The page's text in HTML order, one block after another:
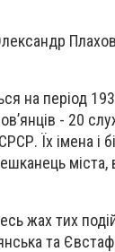
Плахов
на період
- 20
Їх імена і
жах тих
та